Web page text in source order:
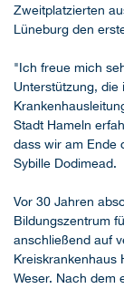
Zweitplatzierten
Lüneburg den
"Ich freue mich
Unterstützung, die
Stadt Hameln
dass wir am Ende
Sybille Dodimead.
Vor 30 Jahren
Bildungszentrum
anschließend auf
Kreiskrankenhaus
Weser. Nach dem